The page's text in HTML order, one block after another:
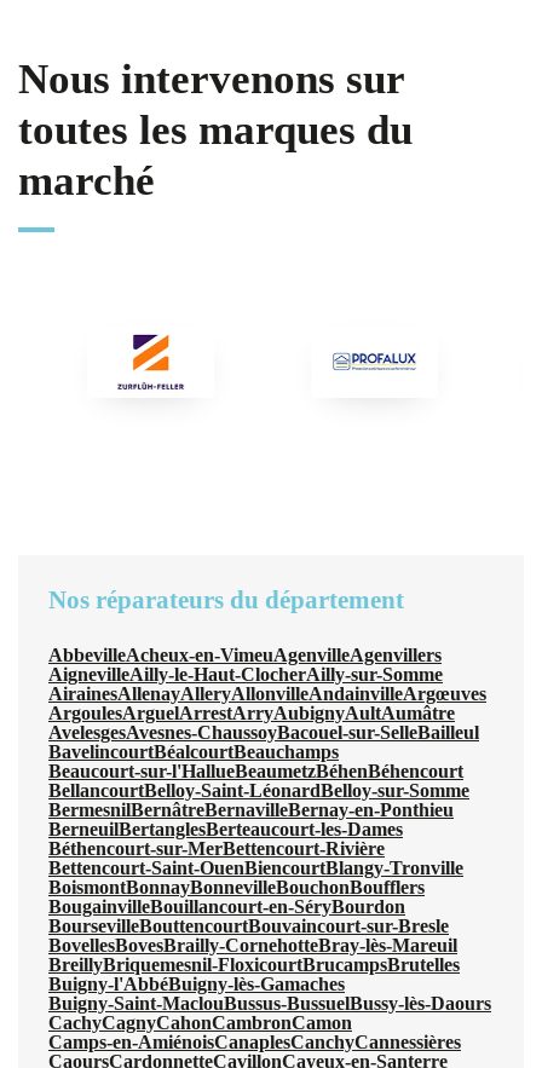
Nous intervenons sur
toutes les marques du
marché
Nos réparateurs du département
AbbevilleAcheux-en-VimeuAgenvilleAgenvillers
AignevilleAilly-le-Haut-ClocherAilly-sur-Somme
AirainesAllenayAlleryAllonvilleAndainvilleArgœuves
ArgoulesArguelArrestArryAubignyAultAumâtre
AvelesgesAvesnes-ChaussoyBacouel-sur-SelleBailleul
BavelincourtBéalcourtBeauchamps
Beaucourt-sur-l'HallueBeaumetzBéhenBéhencourt
BellancourtBelloy-Saint-LéonardBelloy-sur-Somme
BermesnilBernâtreBernavilleBernay-en-Ponthieu
BerneuilBertanglesBerteaucourt-les-Dames
Béthencourt-sur-MerBettencourt-Rivière
Bettencourt-Saint-OuenBiencourtBlangy-Tronville
BoismontBonnayBonnevilleBouchonBoufflers
BougainvilleBouillancourt-en-SéryBourdon
BoursevilleBouttencourtBouvaincourt-sur-Bresle
BovellesBovesBrailly-CornehotteBray-lès-Mareuil
BreillyBriquemesnil-FloxicourtBrucampsBrutelles
Buigny-l'AbbéBuigny-lès-Gamaches
Buigny-Saint-MaclouBussus-BussuelBussy-lès-Daours
CachyCagnyCahonCambronCamon
Camps-en-AmiénoisCanaplesCanchyCannessières
CaoursCardonnetteCavillonCayeux-en-Santerre